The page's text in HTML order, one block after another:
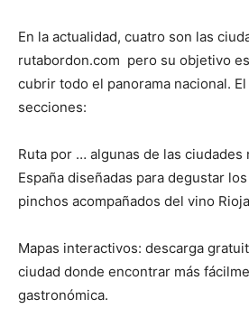
En la actualidad, cuatro son las
rutabordon.com pero su objetivo
cubrir todo el panorama nacional.
secciones:
Ruta por … algunas de las ciudades
España diseñadas para degustar
pinchos acompañados del vino
Mapas interactivos: descarga
ciudad donde encontrar más
gastronómica.